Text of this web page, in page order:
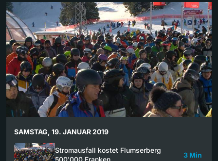
SAMSTAG, 19. JANUAR 2019
Stromausfall kostet Flumserberg
500'000 Franken
3 Min